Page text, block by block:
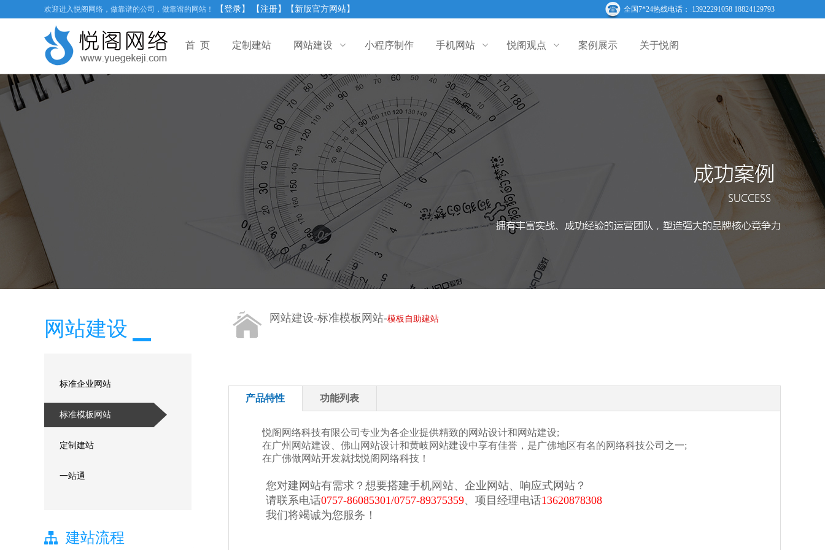
欢迎进入悦阁网络，做靠谱的公司，做靠谱的网站！ 【登录】 【注册】 【新版官方网站】 全国7*24热线电话： 13922291058 18824129793
首 页 定制建站 网站建设 小程序制作 手机网站 悦阁观点 案例展示 关于悦阁
网站建设
标准企业网站
标准模板网站
定制建站
一站通
建站流程
网站建设-标准模板网站-模板自助建站
产品特性 功能列表
悦阁网络科技有限公司专业为各企业提供精致的网站设计和网站建设;
在广州网站建设、佛山网站设计和黄岐网站建设中享有佳誉，是广佛地区有名的网络科技公司之一;
在广佛做网站开发就找悦阁网络科技！
您对建网站有需求？想要搭建手机网站、企业网站、响应式网站？
请联系电话0757-86085301/0757-89375359、项目经理电话13620878308
我们将竭诚为您服务！